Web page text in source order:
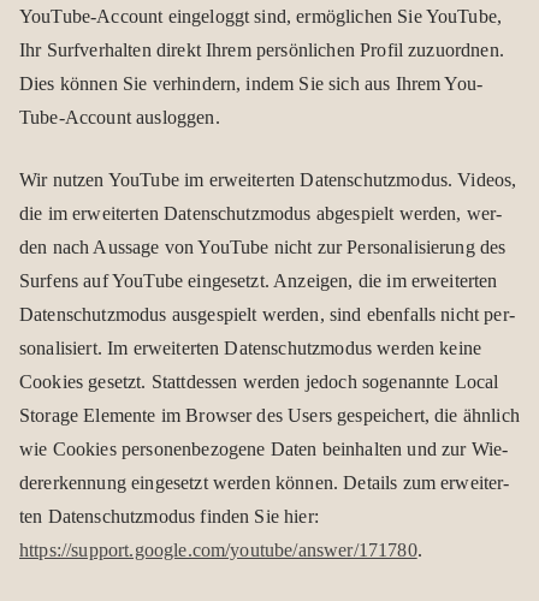
You­Tube-Account ein­ge­loggt sind, ermög­li­chen Sie You­Tube,
Ihr Surf­ver­hal­ten direkt Ihrem per­sön­li­chen Pro­fil zuzu­ord­nen.
Dies kön­nen Sie ver­hin­dern, indem Sie sich aus Ihrem You­
Tube-Account aus­log­gen.
Wir nut­zen You­Tube im erwei­ter­ten Daten­schutz­mo­dus. Videos,
die im erwei­ter­ten Daten­schutz­mo­dus abge­spielt wer­den, wer­
den nach Aus­sage von You­Tube nicht zur Per­so­na­li­sie­rung des
Sur­fens auf You­Tube ein­ge­setzt. Anzei­gen, die im erwei­ter­ten
Daten­schutz­mo­dus aus­ge­spielt wer­den, sind eben­falls nicht per­
so­na­li­siert. Im erwei­ter­ten Daten­schutz­mo­dus wer­den keine
Coo­kies gesetzt. Statt­des­sen wer­den jedoch soge­nannte Local
Sto­rage Ele­mente im Brow­ser des Users gespei­chert, die ähn­lich
wie Coo­kies per­so­nen­be­zo­gene Daten beinhal­ten und zur Wie­
der­erken­nung ein­ge­setzt wer­den kön­nen. Details zum erwei­ter­
ten Daten­schutz­mo­dus fin­den Sie hier:
https://support.google.com/youtube/answer/171780.